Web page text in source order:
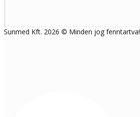
Sunmed Kft. 2026 © Minden jog fenntartva!